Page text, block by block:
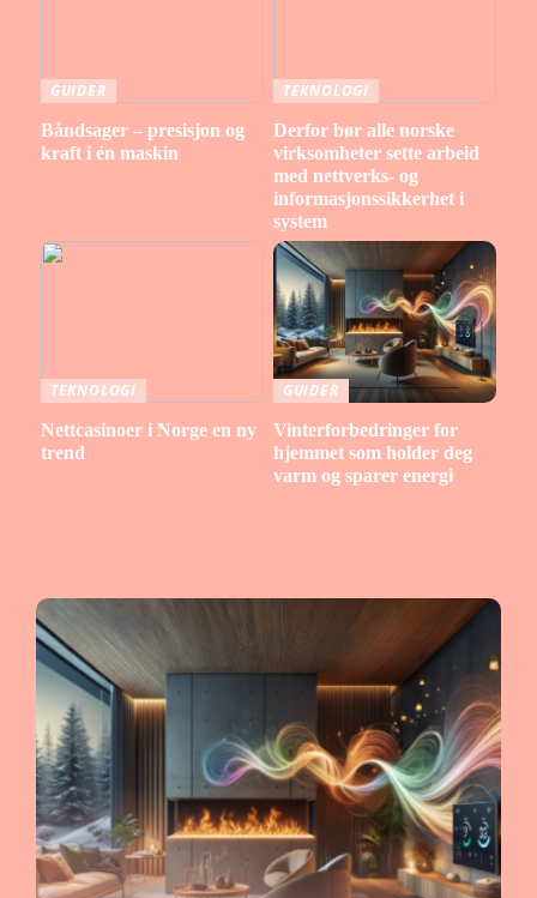
GUIDER
Båndsager – presisjon og
kraft i én maskin
TEKNOLOGI
Derfor bør alle norske
virksomheter sette arbeid
med nettverks- og
informasjonssikkerhet i
system
TEKNOLOGI
Nettcasinoer i Norge en ny
trend
GUIDER
Vinterforbedringer for
hjemmet som holder deg
varm og sparer energi